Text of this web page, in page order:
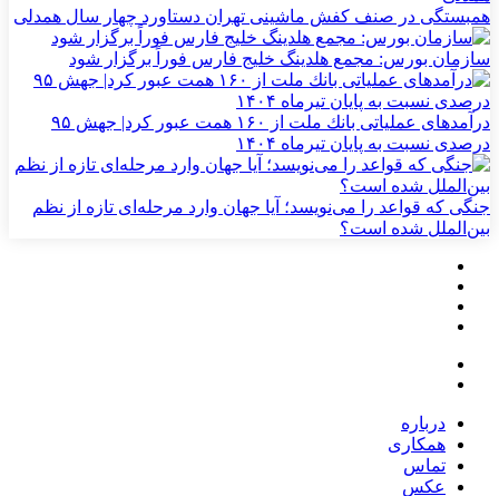
همبستگی در صنف کفش ماشینی تهران دستاورد چهار سال همدلی
سازمان بورس: مجمع هلدینگ خلیج فارس فوراً برگزار شود
درآمدهای عملیاتی بانك ملت از ۱۶۰ همت عبور كرد| جهش ۹۵
درصدی نسبت به پایان تیرماه ۱۴۰۴
جنگی که قواعد را می‌نویسد؛ آیا جهان وارد مرحله‌ای تازه از نظم
بین‌الملل شده است؟
درباره
همکاری
تماس
عکس